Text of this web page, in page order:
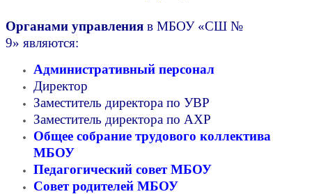
Органами управления в МБОУ «СШ №
9» являются:
Административный персонал
Директор
Заместитель директора по УВР
Заместитель директора по АХР
Общее собрание трудового коллектива
МБОУ
Педагогический советМБОУ
Совет родителей МБОУ